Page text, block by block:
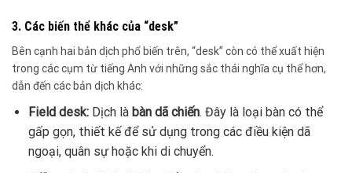
3. Các biến thể khác của “desk”
Bên cạnh hai bản dịch phổ biến trên, “desk” còn có thể xuất hiện
trong các cụm từ tiếng Anh với những sắc thái nghĩa cụ thể hơn,
dẫn đến các bản dịch khác:
Field desk:Dịch là bàn dã chiến. Đây là loại bàn có thể
gấp gọn, thiết kế để sử dụng trong các điều kiện dã
ngoại, quân sự hoặc khi di chuyển.